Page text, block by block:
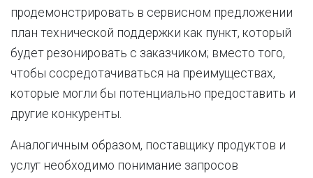
продемонстрировать в сервисном предложении
план технической поддержки как пункт, который
будет резонировать с заказчиком; вместо того,
чтобы сосредотачиваться на преимуществах,
которые могли бы потенциально предоставить и
другие конкуренты.
Аналогичным образом, поставщику продуктов и
услуг необходимо понимание запросов